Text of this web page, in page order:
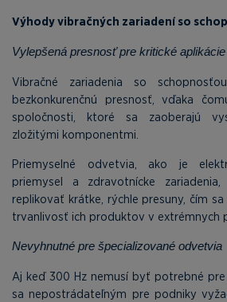
Výhody vibračných zariadení so
Vylepšená presnosť pre kritické aplikácie
Vibračné zariadenia so
bezkonkurenčnú presnosť, vďaka
spoločnosti, ktoré sa zaoberajú
zložitými komponentmi.
Priemyselné odvetvia, ako je
priemysel a zdravotnícke
replikovať krátke, rýchle presuny, čím
trvanlivosť ich produktov v extrémnych
Nevyhnutné pre špecializované odvetvia
Aj keď 300 Hz nemusí byť potrebné
sa nepostrádateľným pre podniky